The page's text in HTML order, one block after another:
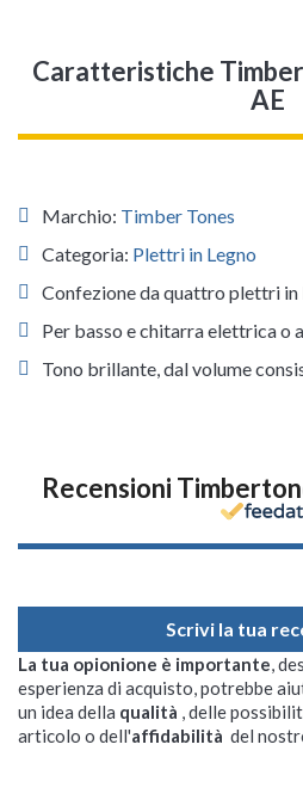
Caratteristiche
AE
Marchio: Timber Tones
Categoria: Plettri in Legno
Confezione da quattro plettri in
Per basso e chitarra elettrica o
Tono brillante, dal volume
Recensioni
Scrivi la tua
La tua opionione è importante,
esperienza di acquisto, potrebbe
un idea della qualità , delle
articolo o dell'affidabilità del